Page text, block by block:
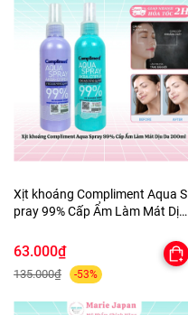
Xịt khoáng Compliment Aqua S
pray 99% Cấp Ẩm Làm Mát Dịu
63.000₫
135.000₫ -53%